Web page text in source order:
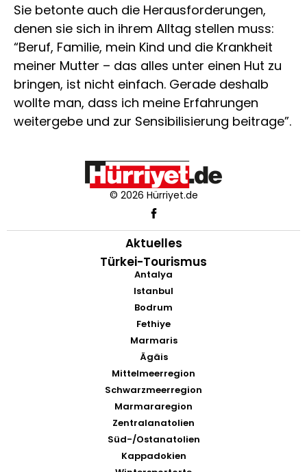
Sie betonte auch die Herausforderungen,
denen sie sich in ihrem Alltag stellen muss:
“Beruf, Familie, mein Kind und die Krankheit
meiner Mutter – das alles unter einen Hut zu
bringen, ist nicht einfach. Gerade deshalb
wollte man, dass ich meine Erfahrungen
weitergebe und zur Sensibilisierung beitrage”.
© 2026 Hürriyet.de
Aktuelles
Türkei-Tourismus
Antalya
Istanbul
Bodrum
Fethiye
Marmaris
Ägäis
Mittelmeerregion
Schwarzmeerregion
Marmararegion
Zentralanatolien
Süd-/Ostanatolien
Kappadokien